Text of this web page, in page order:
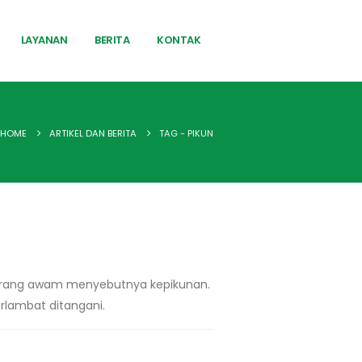
LAYANAN BERITA KONTAK
HOME ARTIKEL DAN BERITA TAG - PIKUN
awam menyebutnya kepikunan.
ditangani.